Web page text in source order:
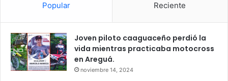
Popular Reciente
Joven piloto caaguaceño perdió la
vida mientras practicaba motocross
en Areguá.
noviembre 14, 2024